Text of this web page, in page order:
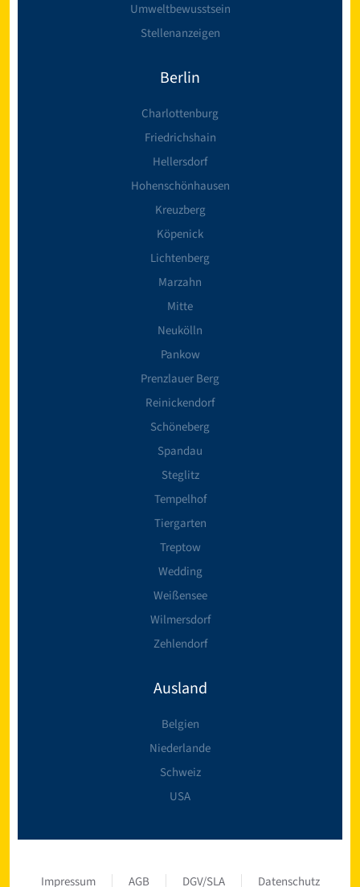
Umweltbewusstsein
Stellenanzeigen
Berlin
Charlottenburg
Friedrichshain
Hellersdorf
Hohenschönhausen
Kreuzberg
Köpenick
Lichtenberg
Marzahn
Mitte
Neukölln
Pankow
Prenzlauer Berg
Reinickendorf
Schöneberg
Spandau
Steglitz
Tempelhof
Tiergarten
Treptow
Wedding
Weißensee
Wilmersdorf
Zehlendorf
Ausland
Belgien
Niederlande
Schweiz
USA
Impressum AGB DGV/SLA Datenschutz